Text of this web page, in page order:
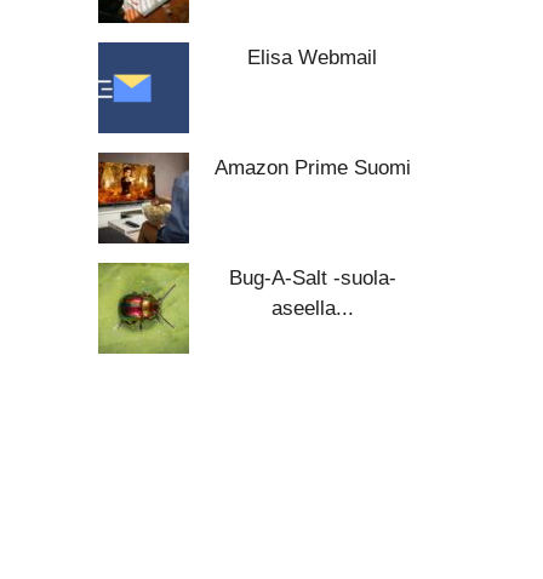
Elisa Webmail
Amazon Prime Suomi
Bug-A-Salt -suola-
aseella...